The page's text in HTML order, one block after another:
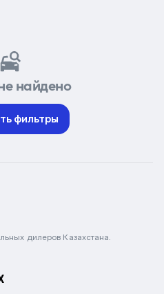
найдено
фильтры
дилеров Казахстана.